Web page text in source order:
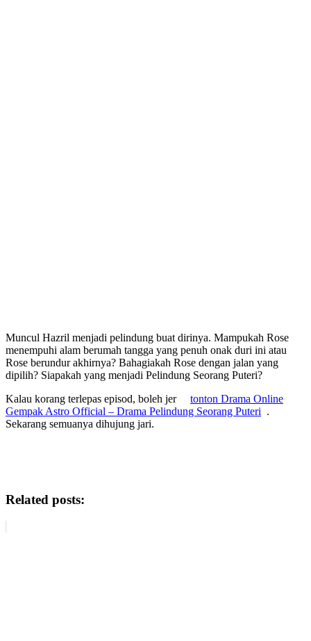
Muncul Hazril menjadi pelindung buat dirinya. Mampukah Rose
menempuhi alam berumah tangga yang penuh onak duri ini atau
Rose berundur akhirnya? Bahagiakah Rose dengan jalan yang
dipilih? Siapakah yang menjadi Pelindung Seorang Puteri?
Kalau korang terlepas episod, boleh jer tonton Drama Online
Gempak Astro Official – Drama Pelindung Seorang Puteri .
Sekarang semuanya dihujung jari.
Related posts: